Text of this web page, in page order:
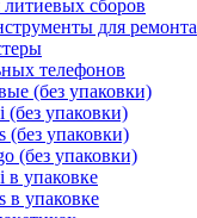
сборов
для ремонта
телефонов
(без упаковки)
(без упаковки)
(без упаковки)
(без упаковки)
в упаковке
в упаковке